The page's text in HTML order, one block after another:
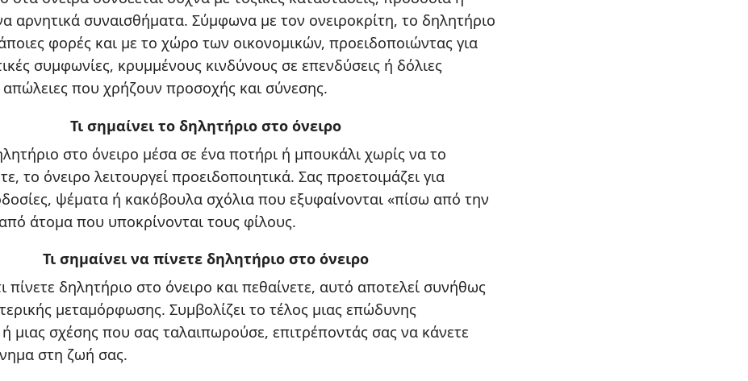
αρνητικά συναισθήματα. Σύμφωνα με τον ονειροκρίτη, το δηλητήριο
φορές και με το χώρο των οικονομικών, προειδοποιώντας για
συμφωνίες, κρυμμένους κινδύνους σε επενδύσεις ή δόλιες
απώλειες που χρήζουν προσοχής και σύνεσης.
Τι σημαίνει το δηλητήριο στο όνειρο
στο όνειρο μέσα σε ένα ποτήρι ή μπουκάλι χωρίς να το
το όνειρο λειτουργεί προειδοποιητικά. Σας προετοιμάζει για
ψέματα ή κακόβουλα σχόλια που εξυφαίνονται «πίσω από την
άτομα που υποκρίνονται τους φίλους.
Τι σημαίνει να πίνετε δηλητήριο στο όνειρο
πίνετε δηλητήριο στο όνειρο και πεθαίνετε, αυτό αποτελεί συνήθως
μεταμόρφωσης. Συμβολίζει το τέλος μιας επώδυνης
μιας σχέσης που σας ταλαιπωρούσε, επιτρέποντάς σας να κάνετε
στη ζωή σας.